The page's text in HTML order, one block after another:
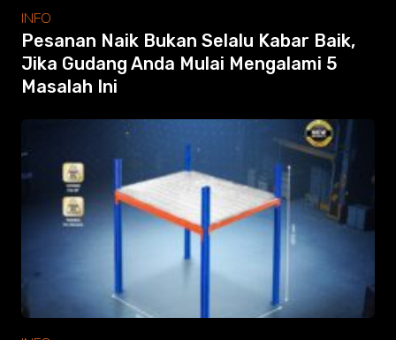
INFO
Pesanan Naik Bukan Selalu Kabar Baik,
Jika Gudang Anda Mulai Mengalami 5
Masalah Ini